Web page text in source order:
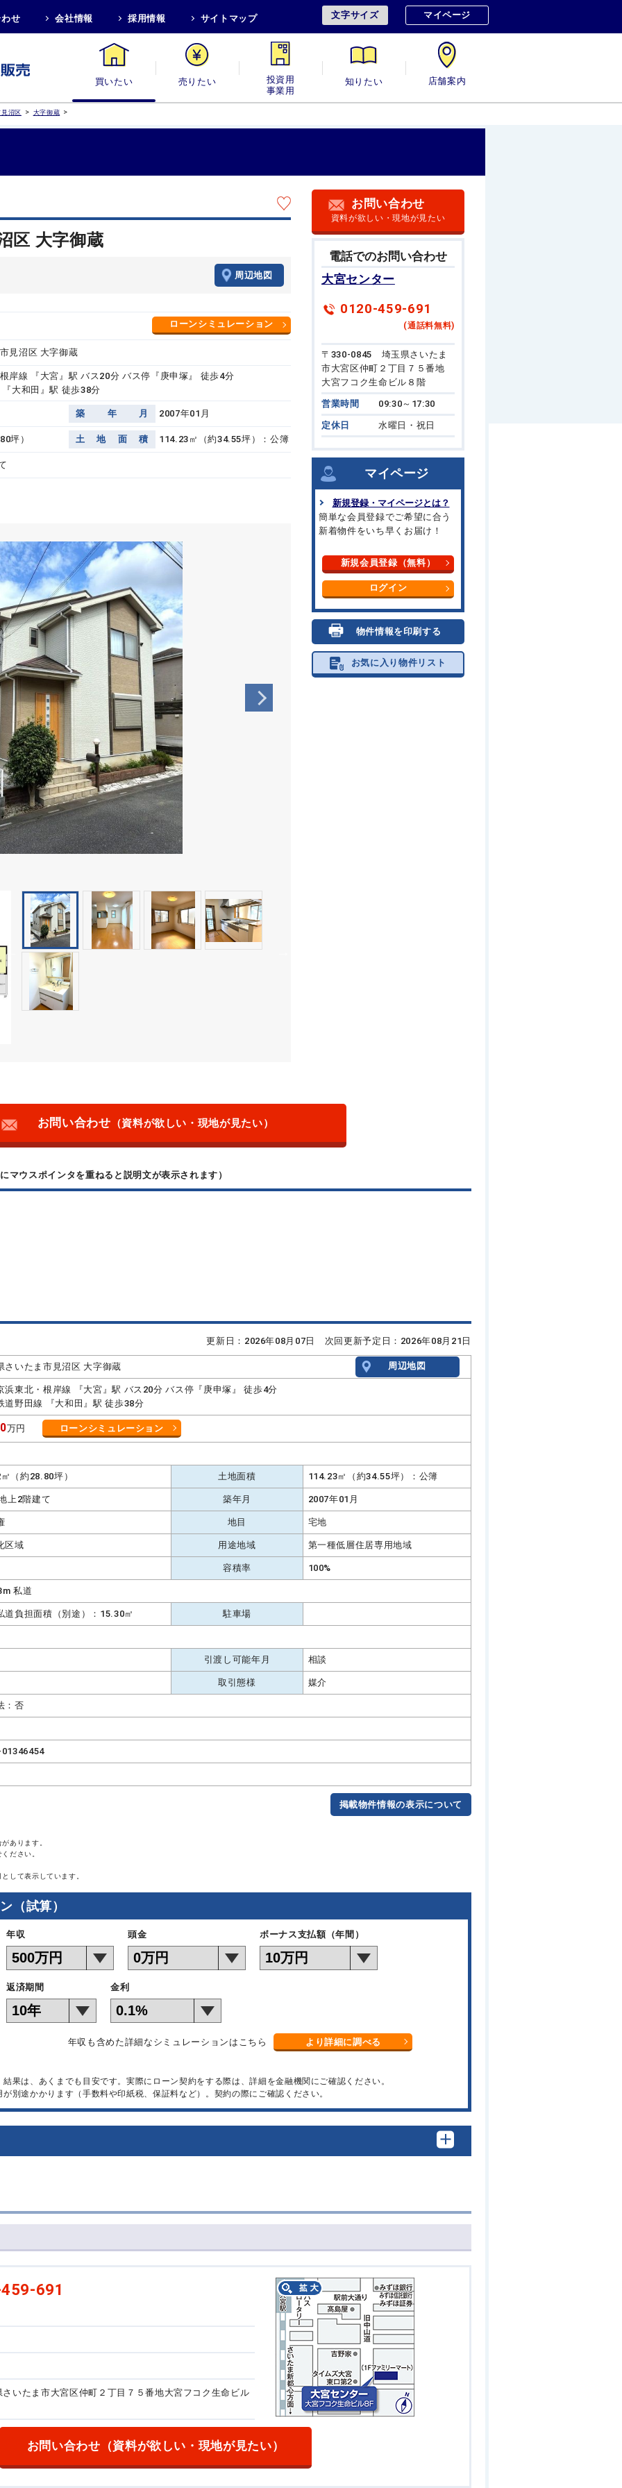
せ 会社情報 採用情報 サイトマップ 文字サイズ マイページ
買いたい 売りたい 投資用・事業用 知りたい 店舗案内
沼区 > 大字御蔵 >
区 大字御蔵
周辺地図
ローンシミュレーション
見沼区 大字御蔵
岸線 『大宮』駅 バス20分 バス停『庚申塚』 徒歩4分
大和田』駅 徒歩38分
築 年 月 2007年01月
坪） 土 地 面 積 114.23㎡（約34.55坪）：公簿
お問い合わせ
資料が欲しい・現地が見たい
電話でのお問い合わせ
大宮センター
0120-459-691
(通話料無料)
〒330-0845 埼玉県さいたま
市大宮区仲町２丁目７５番地
大宮フコク生命ビル８階
営業時間 09:30～17:30
定休日 水曜日・祝日
マイページ
新規登録・マイページとは？
簡単な会員登録でご希望に合う
新着物件をいち早くお届け！
新規会員登録（無料）
ログイン
物件情報を印刷する
お気に入り物件リスト
お問い合わせ （資料が欲しい・現地が見たい）
マウスポインタを重ねると説明文が表示されます）
更新日：2026年08月07日 次回更新予定日：2026年08月21日
さいたま市見沼区 大字御蔵 周辺地図
浜東北・根岸線 『大宮』駅 バス20分 バス停『庚申塚』 徒歩4分
道野田線 『大和田』駅 徒歩38分
万円 ローンシミュレーション
（約28.80坪） 土地面積 114.23㎡（約34.55坪）：公簿
上2階建て 築年月 2007年01月
地目 宅地
区域 用途地域 第一種低層住居専用地域
容積率 100%
私道
道負担面積（別途）：15.30㎡ 駐車場
引渡し可能年月 相談
取引態様 媒介
：否
掲載物件情報の表示について
あります。
ださい。
して表示しています。
（試算）
年収 頭金 ボーナス支払額（年間）
返済期間 金利
年収も含めた詳細なシミュレーションはこちら より詳細に調べる
果は、あくまでも目安です。実際にローン契約をする際は、詳細を金融機関にご確認ください。
別途かかります（手数料や印紙税、保証料など）。契約の際にご確認ください。
691
いたま市大宮区仲町２丁目７５番地大宮フコク生命ビル
お問い合わせ （資料が欲しい・現地が見たい）